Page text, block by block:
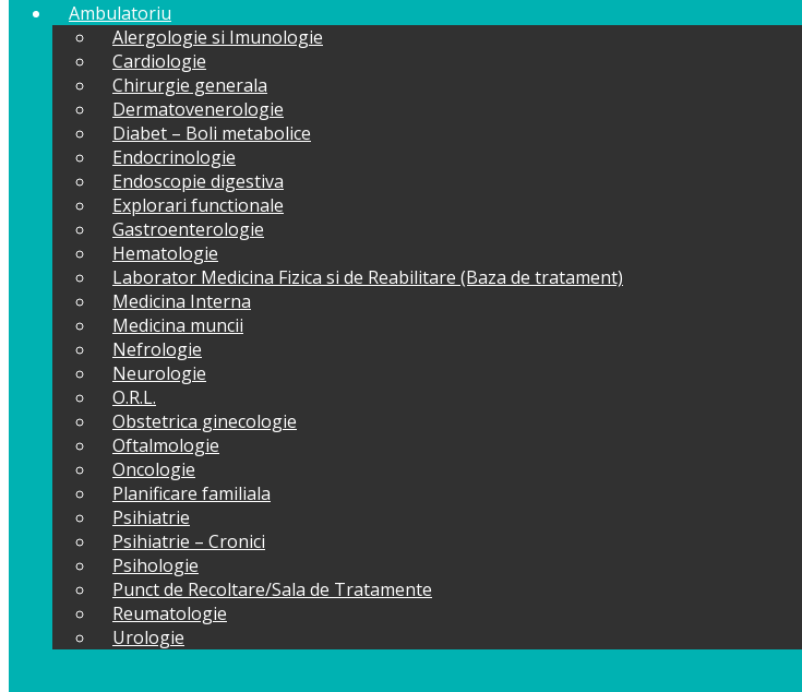
Ambulatoriu
Alergologie si Imunologie
Cardiologie
Chirurgie generala
Dermatovenerologie
Diabet – Boli metabolice
Endocrinologie
Endoscopie digestiva
Explorari functionale
Gastroenterologie
Hematologie
Laborator Medicina Fizica si de Reabilitare (Baza de tratament)
Medicina Interna
Medicina muncii
Nefrologie
Neurologie
O.R.L.
Obstetrica ginecologie
Oftalmologie
Oncologie
Planificare familiala
Psihiatrie
Psihiatrie – Cronici
Psihologie
Punct de Recoltare/Sala de Tratamente
Reumatologie
Urologie